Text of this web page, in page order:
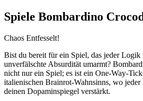
Spiele Bombardino
Chaos Entfesselt!
Bist du bereit für ein Spiel, das jeder Logik
unverfälschte Absurdität umarmt?
nicht nur ein Spiel; es ist ein One-Way-
italienischen Brainrot-Wahnsinns, wo
deinen Dopaminspiegel verstärkt.